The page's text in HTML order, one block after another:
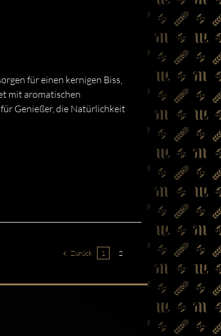
für einen kernigen Biss,
mit aromatischen
Genießer, die Natürlichkeit
Zurück 1 2